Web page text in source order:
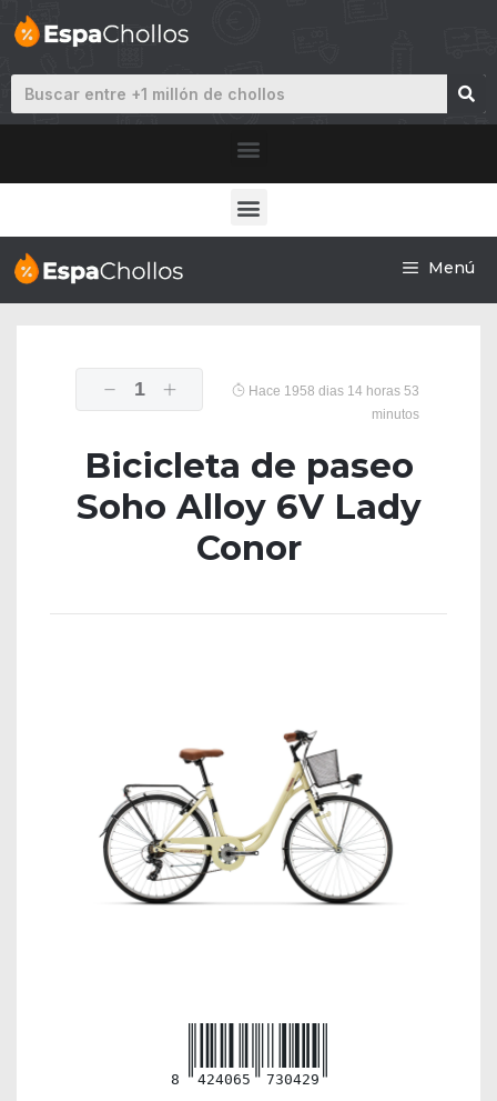
Menú
1
Hace 1958 dias 14 horas 53
minutos
Bicicleta de paseo
Soho Alloy 6V Lady
Conor
8 424065 730429